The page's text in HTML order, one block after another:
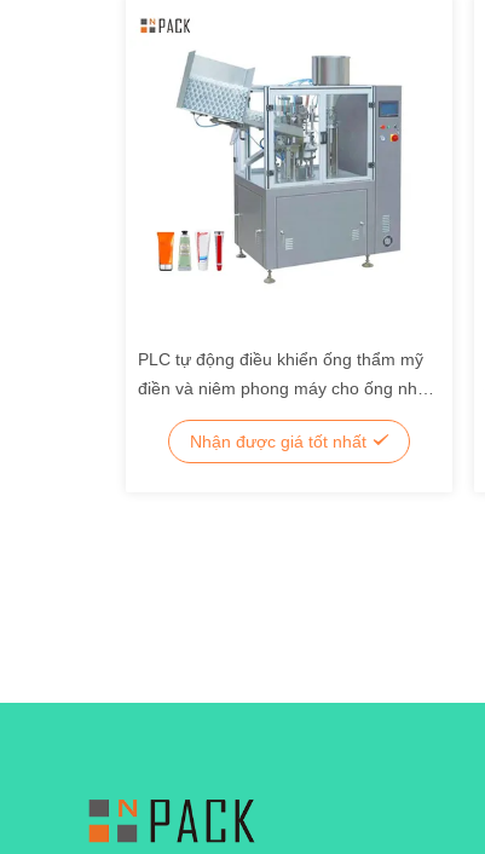
PLC tự động điều khiển ống thẩm mỹ
điền và niêm phong máy cho ống nhựa
/ kim loại / nhôm
Nhận được giá tốt nhất